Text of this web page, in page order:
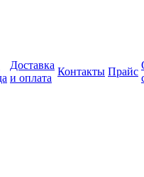
Доставка
и оплата
Контакты Прайс